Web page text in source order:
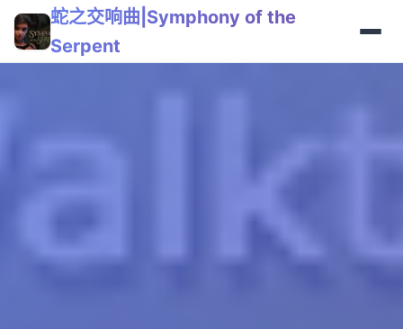
蛇之交响曲|Symphony of the
Serpent